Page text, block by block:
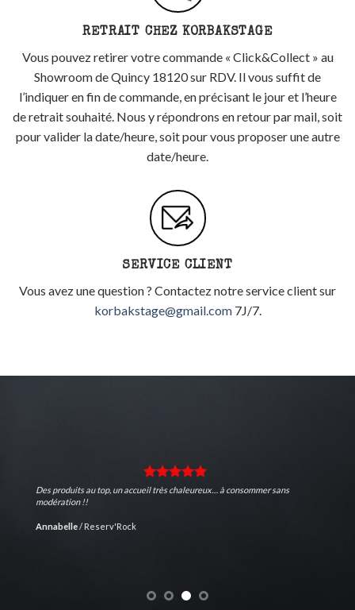
RETRAIT CHEZ KORBAKSTAGE
Vous pouvez retirer votre commande « Click&Collect » au
Showroom de Quincy 18120 sur RDV. Il vous suffit de
l’indiquer en fin de commande, en précisant le jour et l’heure
de retrait souhaité. Nous y répondrons en retour par mail, soit
pour valider la date/heure, soit pour vous proposer une autre
date/heure.
SERVICE CLIENT
Vous avez une question ? Contactez notre service client sur
korbakstage@gmail.com7J/7.
Des produits au top, un accueil très chaleureux… à consommer sans
modération !!
Annabelle / Reserv'Rock